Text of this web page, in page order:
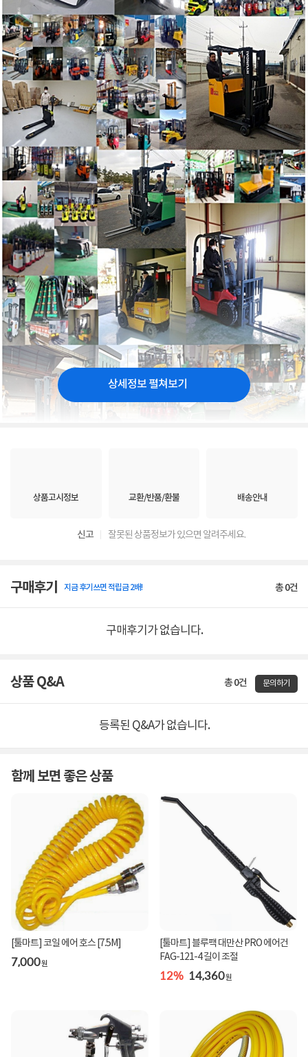
상세정보 펼쳐보기
상품고시정보 교환/반품/환불 배송안내
신고 잘못된 상품정보가 있으면 알려주세요.
구매후기 지금 후기쓰면 적립금 2배! 총0건
구매후기가 없습니다.
상품 Q&A 총 0건 문의하기
등록된 Q&A가 없습니다.
함께 보면 좋은 상품
[툴마트] 코일 에어 호스 [7.5M]
7,000원
[툴마트] 블루팩 대만산 PRO 에어건
FAG-121-4 길이 조절
12% 14,360원